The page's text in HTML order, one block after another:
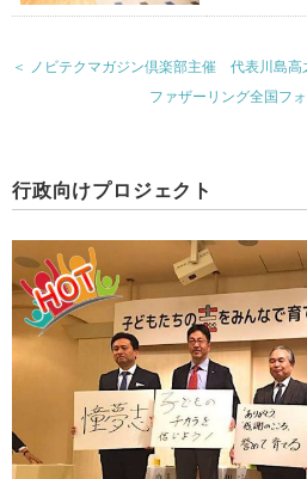
＜ ノビテクマガジン倶楽部主催 代表川島
ファザーリング全国フ
行政向けプロジェクト